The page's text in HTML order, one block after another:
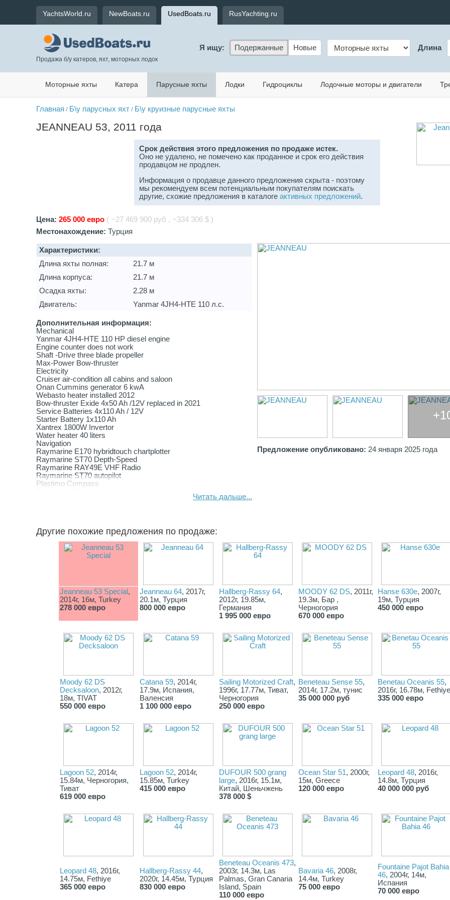
YachtsWorld.ru NewBoats.ru UsedBoats.ru RusYachting.ru
Продажа б/у катеров, яхт, моторных лодок
Я ищу: Подержанные Новые Длина
Моторные яхты Катера Парусные яхты Лодки Гидроциклы Лодочные моторы и двигатели
Главная / Б\у парусных яхт / Б\у круизные парусные яхты
JEANNEAU 53, 2011 года
Срок действия этого предложения по продаже истек.
Оно не удалено, не помечено как проданное и срок его действия
продавцом не продлен.
Информация о продавце данного предложения скрыта - поэтому
мы рекомендуем всем потенциальным покупателям поискать
другие, схожие предложения в каталоге активных предложений.
Цена: 265 000 евро ( ~27 469 900 руб , ~334 306 $ )
Местонахождение: Турция
Характеристики:
Длина яхты полная:
21.7 м
Длина корпуса:
21.7 м
Осадка яхты:
2.28 м
Двигатель:
Yanmar 4JH4-HTE 110 л.с.
Дополнительная информация:
Mechanical
Yanmar 4JH4-HTE 110 HP diesel engine
Engine counter does not work
Shaft -Drive three blade propeller
Max-Power Bow-thruster
Electricity
Cruiser air-condition all cabins and saloon
Onan Cummins generator 6 kwA
Webasto heater installed 2012
Bow-thruster Exide 4x50 Ah /12V replaced in 2021
Service Batteries 4x110 Ah / 12V
Starter Battery 1x110 Ah
Xantrex 1800W Invertor
Water heater 40 liters
Navigation
Raymarine E170 hybridtouch chartplotter
Raymarine ST70 Depth-Speed
Raymarine RAY49E VHF Radio
Raymarine ST70 autopilot
Plastimo Compass
Bimini & Sprey-hood replace 2020
Cockpit cushions replaced 2020
Harken 2x70 two speed electrical winches
Читать дальше...
Предложение опубликовано: 24 января 2025 года
Другие похожие предложения по продаже:
Jeanneau 53 Special ,
2014г, 16м, Turkey
278 000 евро
Jeanneau 64, 2017г,
20.1м, Турция
800 000 евро
Hallberg-Rassy 64,
2012г, 19.85м,
Германия
1 995 000 евро
MOODY 62 DS, 2011г,
19.3м, Бар ,
Черногория
670 000 евро
Hanse 630e, 2007г,
19м, Турция
450 000 евро
Moody 62 DS
Decksaloon, 2012г,
18м, TIVAT
550 000 евро
Сatana 59, 2014г,
17.9м, Испания,
Валенсия
1 100 000 евро
Sailing Motorized Craft,
1996г, 17.77м, Тиват,
Черногория
250 000 евро
Beneteau Sense 55,
2014г, 17.2м, тунис
35 000 000 руб
Benetau Oceanis 55,
2016г, 16.78м, Fethiye
335 000 евро
Lagoon 52, 2014г,
15.84м, Черногория,
Тиват
619 000 евро
Lagoon 52, 2014г,
15.85м, Turkey
415 000 евро
DUFOUR 500 grang
large, 2016г, 15.1м,
Китай, Шеньчжень
378 000 $
Ocean Star 51, 2000г,
15м, Greece
120 000 евро
Leopard 48, 2016г,
14.8м, Турция
40 000 000 руб
Leopard 48, 2016г,
14.75м, Fethiye
365 000 евро
Hallberg-Rassy 44,
2020г, 14.45м, Турция
830 000 евро
Beneteau Oceanis 473,
2003г, 14.3м, Las
Palmas, Gran Canaria
Island, Spain
110 000 евро
Bavaria 46, 2008г,
14.4м, Turkey
75 000 евро
Fountaine Pajot Bahia
46, 2004г, 14м,
Испания
70 000 евро